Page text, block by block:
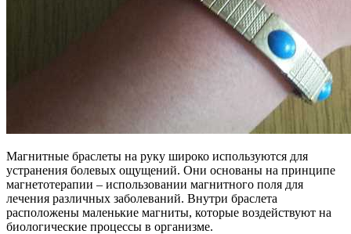
Магнитные браслеты на руку широко используются для
устранения болевых ощущений. Они основаны на принципе
магнетотерапии – использовании магнитного поля для
лечения различных заболеваний. Внутри браслета
расположены маленькие магниты, которые воздействуют на
биологические процессы в организме.